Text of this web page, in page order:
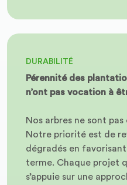
DURABILITÉ
Pérennité des
n’ont pas vocation à
Nos arbres ne sont
Notre priorité est de
dégradés en
terme. Chaque projet
s’appuie sur une